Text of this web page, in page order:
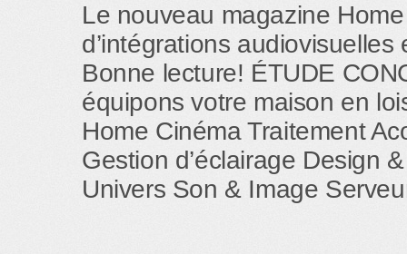
Le nouveau magazine
d’intégrations
Bonne lecture! ÉTUDE
équipons votre maison en
Home Cinéma Traitement
Gestion d’éclairage Design
Univers Son & Image